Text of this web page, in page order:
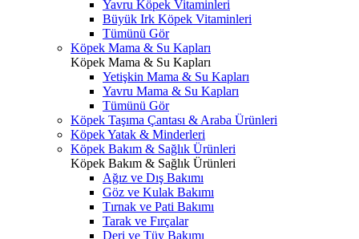
Yavru Köpek Vitaminleri
Büyük Irk Köpek Vitaminleri
Tümünü Gör
Köpek Mama & Su Kapları
Köpek Mama & Su Kapları
Yetişkin Mama & Su Kapları
Yavru Mama & Su Kapları
Tümünü Gör
Köpek Taşıma Çantası & Araba Ürünleri
Köpek Yatak & Minderleri
Köpek Bakım & Sağlık Ürünleri
Köpek Bakım & Sağlık Ürünleri
Ağız ve Dış Bakımı
Göz ve Kulak Bakımı
Tırnak ve Pati Bakımı
Tarak ve Fırçalar
Deri ve Tüy Bakımı